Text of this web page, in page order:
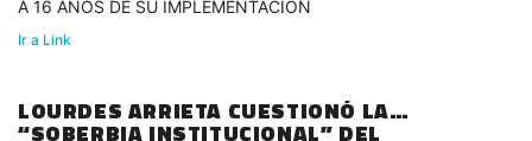
A 16 AÑOS DE SU IMPLEMENTACIÓN
Ir a Link
LOURDES ARRIETA CUESTIONÓ LA
“SOBERBIA INSTITUCIONAL” DEL